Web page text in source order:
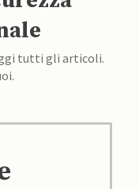
tutti gli articoli.